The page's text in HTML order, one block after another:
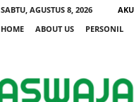
SABTU, AGUSTUS 8, 2026
HOME
ABOUT US PERSONIL